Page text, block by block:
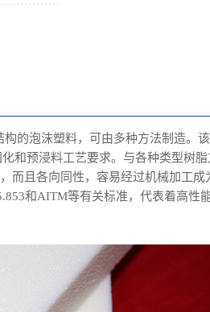
构的泡沫塑料，可由多种方法制造。
和预浸料工艺要求。与各种类型树
而且各向同性，容易经过机械加工成
和AITM等有关标准，代表着高性